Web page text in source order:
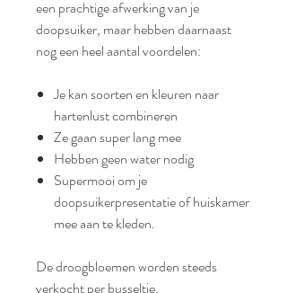
een prachtige afwerking van je
doopsuiker, maar hebben daarnaast
nog een heel aantal voordelen:
Je kan soorten en kleuren naar
hartenlust combineren
Ze gaan super lang mee
Hebben geen water nodig
Supermooi om je
doopsuikerpresentatie of huiskamer
mee aan te kleden.
De droogbloemen worden steeds
verkocht per busseltje.